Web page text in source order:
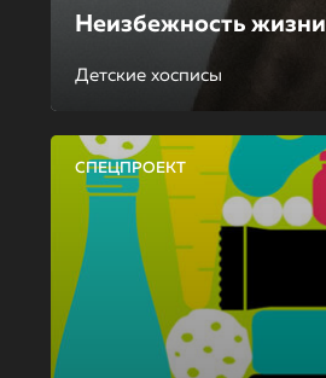
Неизбежность жизни
Детские хосписы
СПЕЦПРОЕКТ